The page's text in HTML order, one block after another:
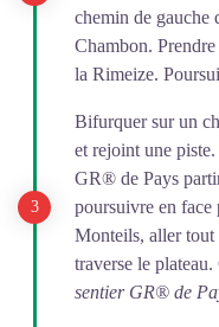
chemin de gauche
Chambon.
la Rimeize.
Bifurquer sur un
et rejoint une
GR® de Pays
poursuivre en
Monteils, aller tout
traverse le
sentier GR® de